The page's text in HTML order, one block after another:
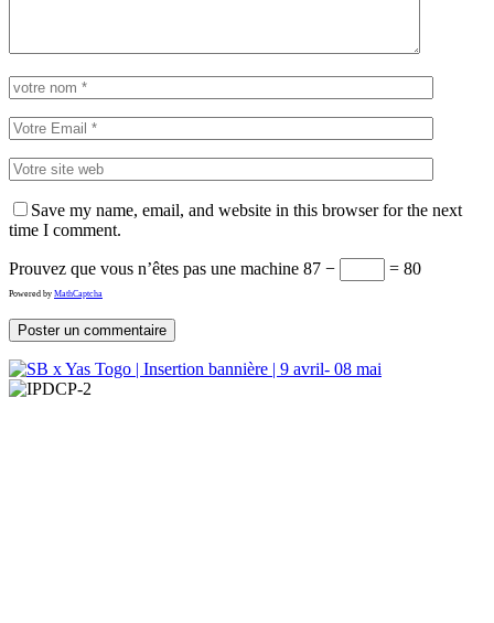
Save my name, email, and website in this browser for the next
time I comment.
Prouvez que vous n’êtes pas une machine 87 − = 80
Powered by MathCaptcha